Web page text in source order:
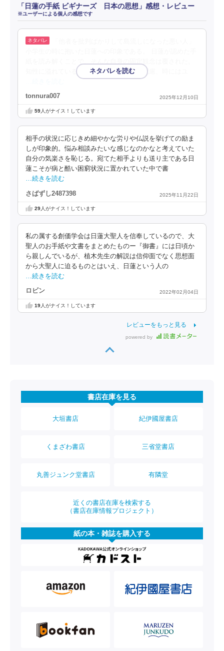
「日蓮の手紙 ビギナーズ 日本の思想」感想・レビュー
※ユーザーによる個人の感想です
知性に溢れていることは勿論、相手への配慮、時にはユ
tonnura007 2025年12月10日
59人がナイス！しています
相手の状況に応じきめ細やかな労りや仏説を挙げての励ま
しが印象的。悩み相談みたいな感じなのかなと考えていた
自分の気楽さを恥じる。宛てた相手よりも送り主である日
蓮こそが病と酷い困窮状況に置かれていた中で書
…続きを読む
さばずし2487398 2025年11月22日
29人がナイス！しています
私の属する創価学会は日蓮大聖人を信奉しているので、大
聖人のお手紙や文書をまとめたものー『御書』には日頃か
ら親しんでいるが、植木先生の解説は信仰面でなく思想面
から大聖人に迫るものとはいえ、日蓮という人の
…続きを読む
ロビン 2022年02月04日
19人がナイス！しています
レビューをもっと見る
powered by
書店在庫を見る
大垣書店 紀伊國屋書店
くまざわ書店 三省堂書店
丸善ジュンク堂書店 有隣堂
近くの書店在庫を検索する
（書店在庫情報プロジェクト）
紙の本・雑誌を購入する